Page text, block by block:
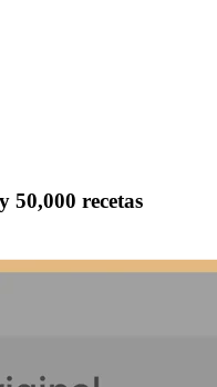
50,000 recetas